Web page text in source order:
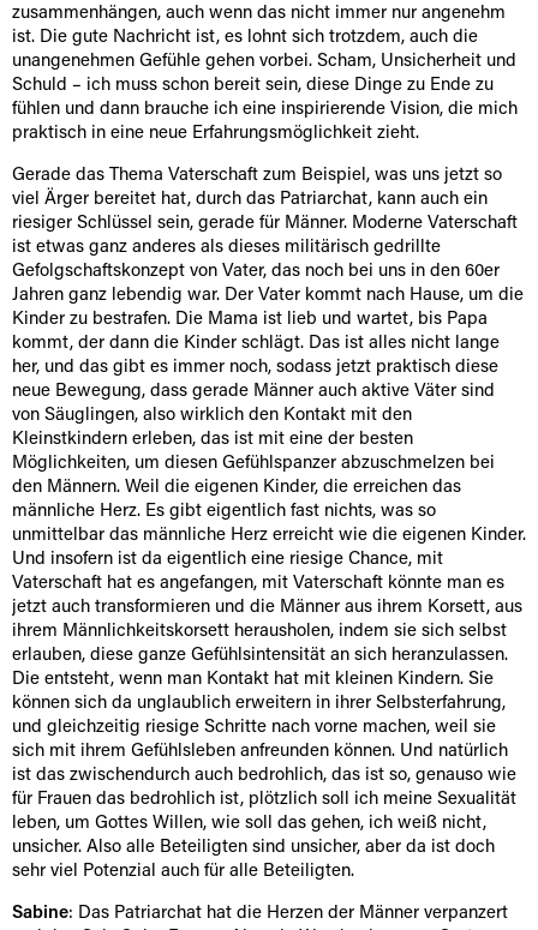
zusammenhängen, auch wenn das nicht immer nur angenehm
ist. Die gute Nachricht ist, es lohnt sich trotzdem, auch die
unangenehmen Gefühle gehen vorbei. Scham, Unsicherheit und
Schuld – ich muss schon bereit sein, diese Dinge zu Ende zu
fühlen und dann brauche ich eine inspirierende Vision, die mich
praktisch in eine neue Erfahrungsmöglichkeit zieht.
Gerade das Thema Vaterschaft zum Beispiel, was uns jetzt so
viel Ärger bereitet hat, durch das Patriarchat, kann auch ein
riesiger Schlüssel sein, gerade für Männer. Moderne Vaterschaft
ist etwas ganz anderes als dieses militärisch gedrillte
Gefolgschaftskonzept von Vater, das noch bei uns in den 60er
Jahren ganz lebendig war. Der Vater kommt nach Hause, um die
Kinder zu bestrafen. Die Mama ist lieb und wartet, bis Papa
kommt, der dann die Kinder schlägt. Das ist alles nicht lange
her, und das gibt es immer noch, sodass jetzt praktisch diese
neue Bewegung, dass gerade Männer auch aktive Väter sind
von Säuglingen, also wirklich den Kontakt mit den
Kleinstkindern erleben, das ist mit eine der besten
Möglichkeiten, um diesen Gefühlspanzer abzuschmelzen bei
den Männern. Weil die eigenen Kinder, die erreichen das
männliche Herz. Es gibt eigentlich fast nichts, was so
unmittelbar das männliche Herz erreicht wie die eigenen Kinder.
Und insofern ist da eigentlich eine riesige Chance, mit
Vaterschaft hat es angefangen, mit Vaterschaft könnte man es
jetzt auch transformieren und die Männer aus ihrem Korsett, aus
ihrem Männlichkeitskorsett herausholen, indem sie sich selbst
erlauben, diese ganze Gefühlsintensität an sich heranzulassen.
Die entsteht, wenn man Kontakt hat mit kleinen Kindern. Sie
können sich da unglaublich erweitern in ihrer Selbsterfahrung,
und gleichzeitig riesige Schritte nach vorne machen, weil sie
sich mit ihrem Gefühlsleben anfreunden können. Und natürlich
ist das zwischendurch auch bedrohlich, das ist so, genauso wie
für Frauen das bedrohlich ist, plötzlich soll ich meine Sexualität
leben, um Gottes Willen, wie soll das gehen, ich weiß nicht,
unsicher. Also alle Beteiligten sind unsicher, aber da ist doch
sehr viel Potenzial auch für alle Beteiligten.
Sabine: Das Patriarchat hat die Herzen der Männer verpanzert